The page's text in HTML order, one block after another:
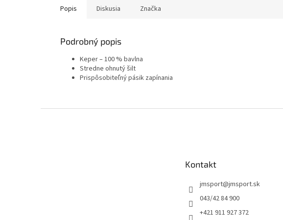
Popis Diskusia Značka
Podrobný popis
Keper – 100 % bavlna
Stredne ohnutý šilt
Prispôsobiteľný pásik zapínania
Kontakt
jmsport@jmsport.sk
043/42 84 900
+421 911 927 372